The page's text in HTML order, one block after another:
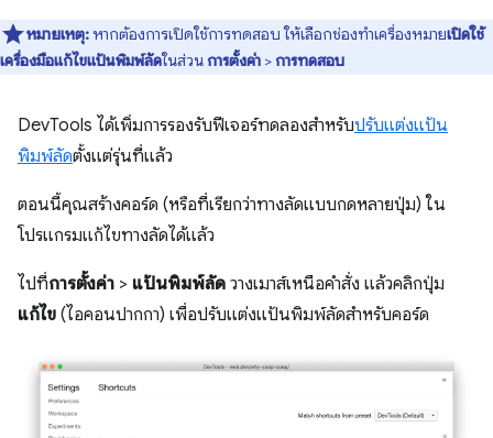
หมายเหตุ: หากต้องการเปิดใช้การทดสอบ ให้เลือกช่องทำเครื่องหมายเปิดใช้
เครื่องมือแก้ไขแป้นพิมพ์ลัดในส่วนการตั้งค่า >การทดสอบ
DevTools ได้เพิ่มการรองรับฟีเจอร์ทดลองสำหรับปรับแต่งแป้น
พิมพ์ลัดตั้งแต่รุ่นที่แล้ว
ตอนนี้คุณสร้างคอร์ด (หรือที่เรียกว่าทางลัดแบบกดหลายปุ่ม) ใน
โปรแกรมแก้ไขทางลัดได้แล้ว
ไปที่การตั้งค่า > แป้นพิมพ์ลัด วางเมาส์เหนือคำสั่ง แล้วคลิกปุ่ม
แก้ไข (ไอคอนปากกา) เพื่อปรับแต่งแป้นพิมพ์ลัดสำหรับคอร์ด